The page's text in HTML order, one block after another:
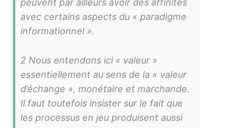
peuvent par ailleurs avoir des affinités
avec certains aspects du « paradigme
informationnel ».
2 Nous entendons ici « valeur »
essentiellement au sens de la « valeur
d’échange », monétaire et marchande.
Il faut toutefois insister sur le fait que
les processus en jeu produisent aussi